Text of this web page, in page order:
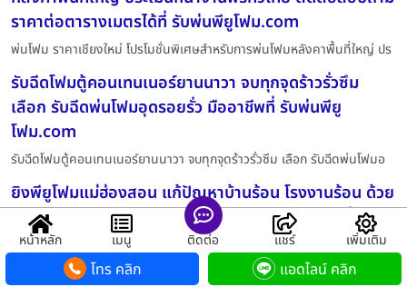
ราคาต่อตารางเมตรได้ที่ รับพ่นพียูโฟม.com
พ่นโฟม ราคาเชียงใหม่ โปรโมชั่นพิเศษสำหรับการพ่นโฟมหลังคาพื้นที่ใหญ่ ปร
รับฉีดโฟมตู้คอนเทนเนอร์ยานนาวา จบทุกจุดร้าวรั่วซึม
เลือก รับฉีดพ่นโฟมอุดรอยรั่ว มืออาชีพที่ รับพ่นพียู
โฟม.com
รับฉีดโฟมตู้คอนเทนเนอร์ยานนาวา จบทุกจุดร้าวรั่วซึม เลือก รับฉีดพ่นโฟมอ
ยิงพียูโฟมแม่ฮ่องสอน แก้ปัญหาบ้านร้อน โรงงานร้อน ด้วย
ทีมพ่นพียูโฟมมืออาชีพ การันตีความเย็นประหยัดไฟตั้งแต่
วันแรกที่ทำ ดูรายละเอียดที่ รับพ่นพียูโฟม.com
ยิงพียูโฟมแม่ฮ่องสอน แก้ปัญหาบ้านร้อน โรงงานร้อน ด้วยทีมพ่นพียูโฟมมือ
หน้าหลัก เมนู ติดต่อ แชร์ เพิ่มเติม
โทร คลิก แอดไลน์ คลิก